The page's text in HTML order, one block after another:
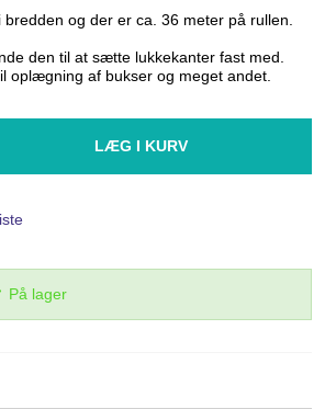
og der er ca. 36 meter på rullen.
den til at sætte lukkekanter fast med.
oplægning af bukser og meget andet.
På lager
LÆG I KURV